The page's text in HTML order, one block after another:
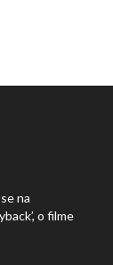
na
o filme